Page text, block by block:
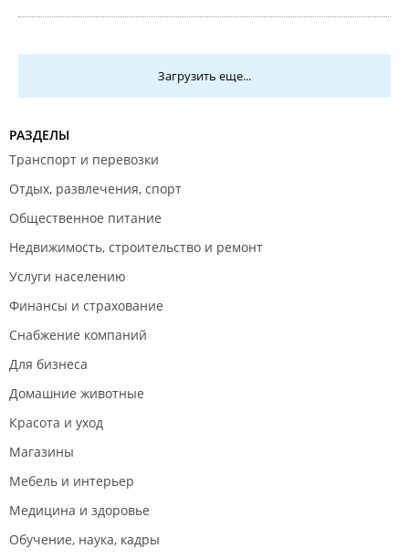
Загрузить еще...
РАЗДЕЛЫ
Транспорт и перевозки
Отдых, развлечения, спорт
Общественное питание
Недвижимость, строительство и ремонт
Услуги населению
Финансы и страхование
Снабжение компаний
Для бизнеса
Домашние животные
Красота и уход
Магазины
Мебель и интерьер
Медицина и здоровье
Обучение, наука, кадры